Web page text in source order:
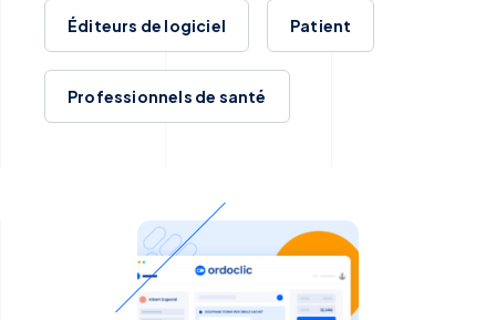
Éditeurs de logiciel Patient
Professionnels de santé